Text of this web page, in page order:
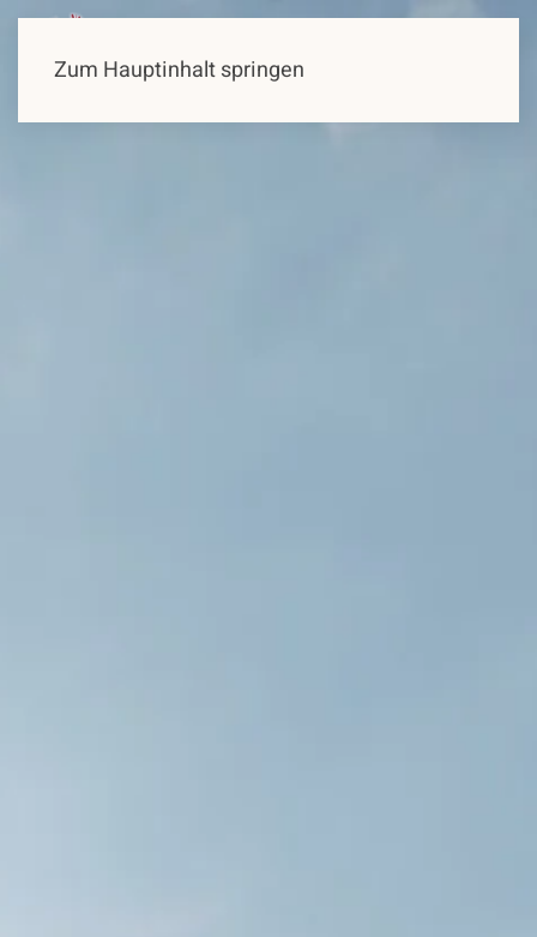
Zum Hauptinhalt springen